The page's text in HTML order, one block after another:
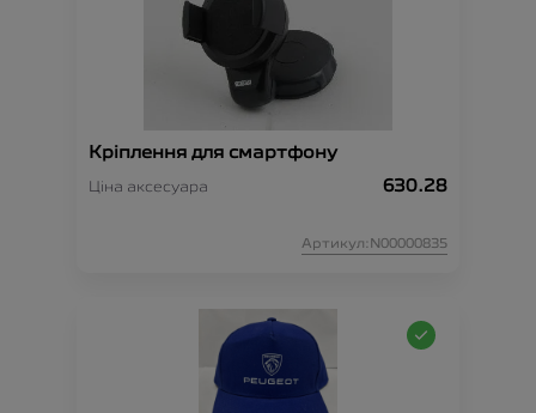
Кріплення для смартфону
Ціна аксесуара 630.28
Артикул:N00000835